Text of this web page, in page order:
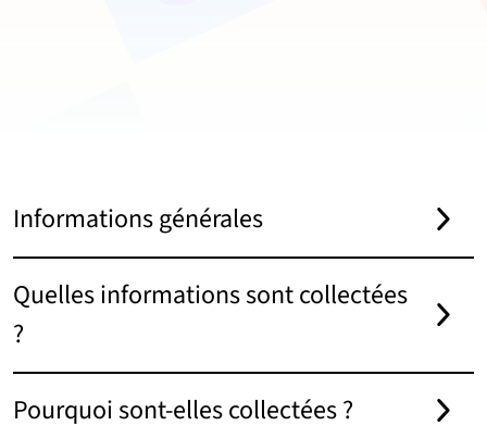
Informations générales
Quelles informations sont collectées
?
Pourquoi sont-elles collectées ?